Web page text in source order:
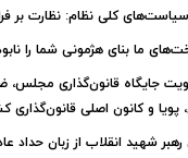
کلی نظام: نظارت بر
ما بنای هژمونی شما را
جایگاه قانون‌گذاری مجلس،
پویا و کانون اصلی قانون‌گذاری
شهید انقلاب از زبان حداد